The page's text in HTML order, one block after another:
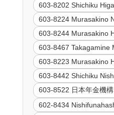
603-8202 Shichiku
603-8224 Murasakino
603-8244 Murasakino
603-8467 Takagamine
603-8223 Murasakino
603-8442 Shichiku
603-8522 日本年金機
602-8434